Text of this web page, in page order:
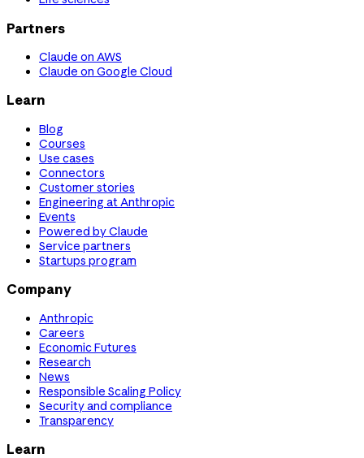
Partners
Claude on AWS
Claude on Google Cloud
Learn
Blog
Courses
Use cases
Connectors
Customer stories
Engineering at Anthropic
Events
Powered by Claude
Service partners
Startups program
Company
Anthropic
Careers
Economic Futures
Research
News
Responsible Scaling Policy
Security and compliance
Transparency
Learn